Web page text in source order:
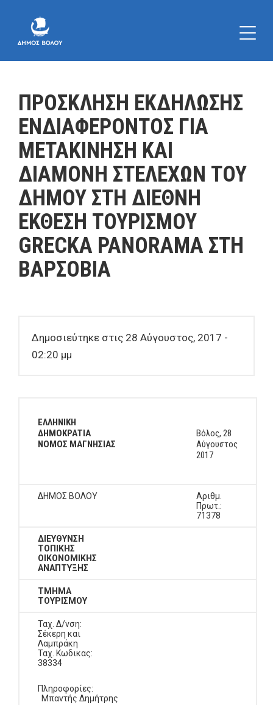
ΠΡΟΣΚΛΗΣΗ ΕΚΔΗΛΩΣΗΣ
ΕΝΔΙΑΦΕΡΟΝΤΟΣ ΓΙΑ
ΜΕΤΑΚΙΝΗΣΗ ΚΑΙ
ΔΙΑΜΟΝΗ ΣΤΕΛΕΧΩΝ ΤΟΥ
ΔΗΜΟΥ ΣΤΗ ΔΙΕΘΝΗ
ΕΚΘΕΣΗ ΤΟΥΡΙΣΜΟΥ
GRECKA PANORAMA ΣΤΗ
ΒΑΡΣΟΒΙΑ
Δημοσιεύτηκε στις 28 Αύγουστος, 2017 -
02:20 μμ
ΕΛΛΗΝΙΚΗ
ΔΗΜΟΚΡΑΤΙΑ
ΝΟΜΟΣ ΜΑΓΝΗΣΙΑΣ
Βόλος, 28
Αύγουστος
2017
ΔΗΜΟΣ ΒΟΛΟΥ
Αριθμ.
Πρωτ.:
71378
ΔΙΕΥΘΥΝΣΗ
ΤΟΠΙΚΗΣ
ΟΙΚΟΝΟΜΙΚΗΣ
ΑΝΑΠΤΥΞΗΣ
ΤΜΗΜΑ
ΤΟΥΡΙΣΜΟΥ
Ταχ. Δ/νση:
Σέκερη και
Λαμπράκη
Ταχ. Κωδικας:
38334
Πληροφορίες:
Μπαντής Δημήτρης